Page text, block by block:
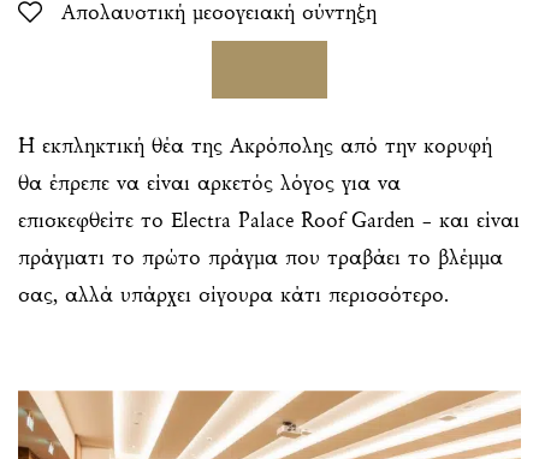
Απολαυστική μεσογειακή σύντηξη
Η εκπληκτική θέα της Ακρόπολης από την κορυφή
θα έπρεπε να είναι αρκετός λόγος για να
επισκεφθείτε το Electra Palace Roof Garden – και είναι
πράγματι το πρώτο πράγμα που τραβάει το βλέμμα
σας, αλλά υπάρχει σίγουρα κάτι περισσότερο.